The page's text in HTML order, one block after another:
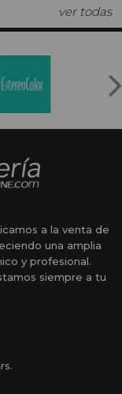
ver todas
a la venta de
una amplia
y profesional.
siempre a tu